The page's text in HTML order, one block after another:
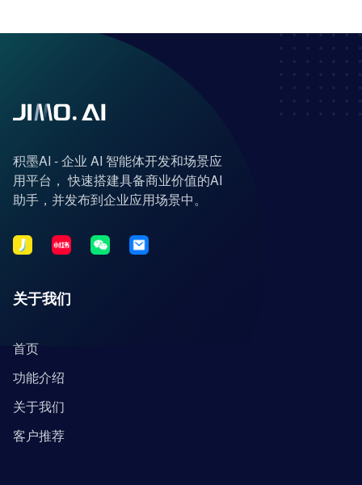
积墨AI - 企业 AI 智能体开发和场景应
用平台， 快速搭建具备商业价值的AI
助手，并发布到企业应用场景中。
关于我们
首页
功能介绍
关于我们
客户推荐